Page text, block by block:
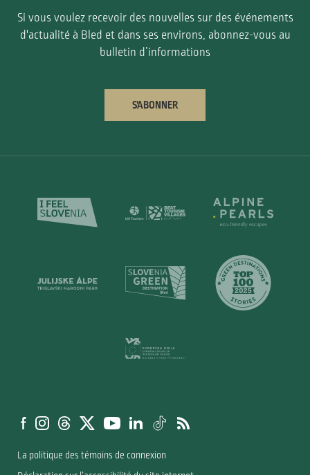
Si vous voulez recevoir des nouvelles sur des événements
d'actualité à Bled et dans ses environs, abonnez-vous au
bulletin d’informations
S’ABONNER
La politique des témoins de connexion